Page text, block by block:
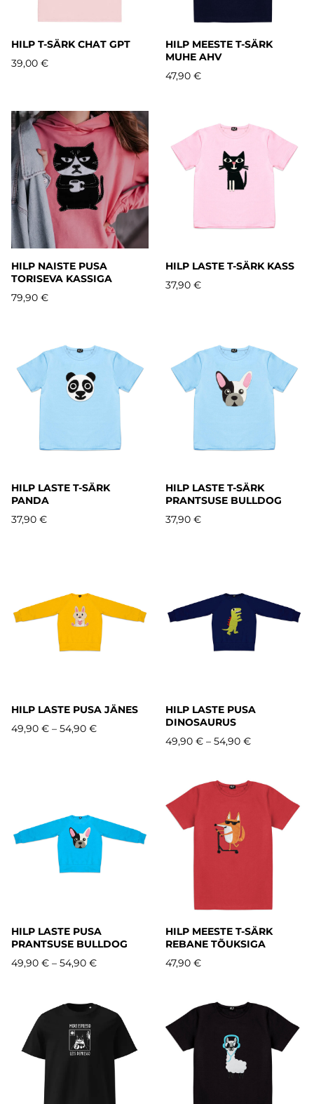
HILP T-SÄRK CHAT GPT
39,00 €
HILP MEESTE T-SÄRK
MUHE AHV
47,90 €
HILP NAISTE PUSA
TORISEVA KASSIGA
79,90 €
HILP LASTE T-SÄRK KASS
37,90 €
HILP LASTE T-SÄRK
PANDA
37,90 €
HILP LASTE T-SÄRK
PRANTSUSE BULLDOG
37,90 €
HILP LASTE PUSA JÄNES
49,90 € – 54,90 €
HILP LASTE PUSA
DINOSAURUS
49,90 € – 54,90 €
HILP LASTE PUSA
PRANTSUSE BULLDOG
49,90 € – 54,90 €
HILP MEESTE T-SÄRK
REBANE TÕUKSIGA
47,90 €